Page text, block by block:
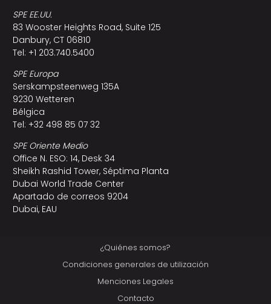
SPE EE.UU.
83 Wooster Heights Road, Suite 125
Danbury, CT 06810
Tel: +1 203.740.5400
SPE Europa
Serskampsteenweg 135A
9230 Wetteren
Bélgica
Tel: +32 498 85 07 32
SPE Oriente Medio
Office N. ESO: 14, Desk 34
Sheikh Rashid Tower, Séptima Planta
Dubai World Trade Center
Apartado de correos 9204
Dubai, EAU
¿Quiénes somos?
Condiciones generales de utilización
Menciones Legales
Contacto